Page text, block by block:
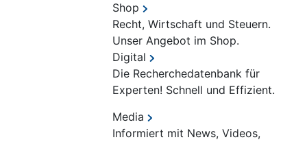
Shop
Recht, Wirtschaft und Steuern.
Unser Angebot im Shop.
Digital
Die Recherchedatenbank für
Experten! Schnell und Effizient.
Media
Informiert mit News, Videos,